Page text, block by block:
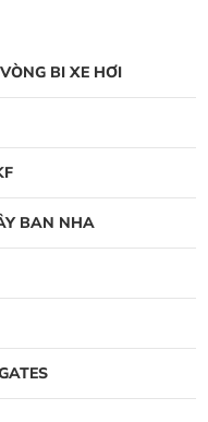
BI XE HƠI
BAN NHA